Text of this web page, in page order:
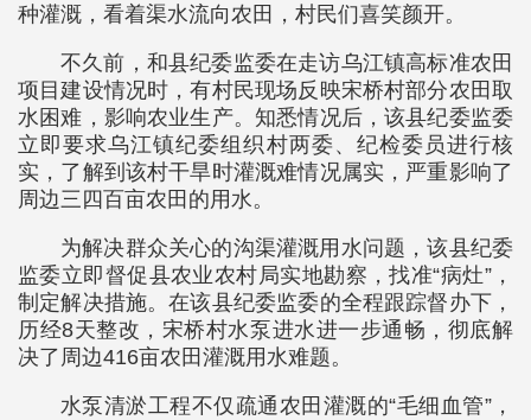
种灌溉，看着渠水流向农田，村民们喜笑颜开。
不久前，和县纪委监委在走访乌江镇高标准农田
项目建设情况时，有村民现场反映宋桥村部分农田取
水困难，影响农业生产。知悉情况后，该县纪委监委
立即要求乌江镇纪委组织村两委、纪检委员进行核
实，了解到该村干旱时灌溉难情况属实，严重影响了
周边三四百亩农田的用水。
为解决群众关心的沟渠灌溉用水问题，该县纪委
监委立即督促县农业农村局实地勘察，找准“病灶”，
制定解决措施。在该县纪委监委的全程跟踪督办下，
历经8天整改，宋桥村水泵进水进一步通畅，彻底解
决了周边416亩农田灌溉用水难题。
水泵清淤工程不仅疏通农田灌溉的“毛细血管”，